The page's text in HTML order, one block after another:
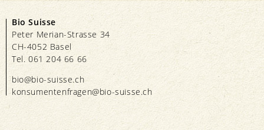
Bio Suisse
Peter Merian-Strasse 34
CH-4052 Basel
Tel. 061 204 66 66
bio@bio-suisse.ch
konsumentenfragen@bio-suisse.ch